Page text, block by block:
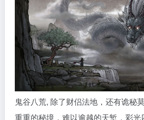
鬼谷八荒, 除了财侣法地，还有诡秘
重重的秘境，难以逾越的天堑，彩